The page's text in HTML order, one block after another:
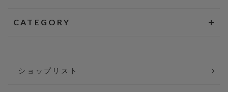
CATEGORY
ショップリスト